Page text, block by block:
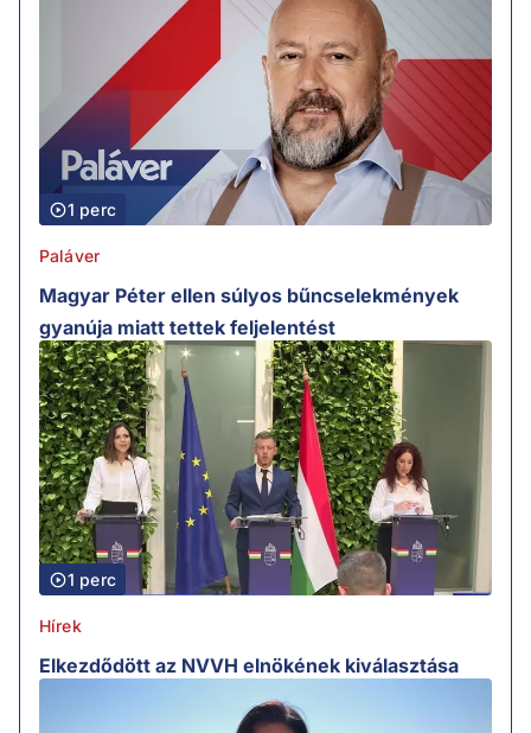
1 perc
Paláver
Magyar Péter ellen súlyos bűncselekmények
gyanúja miatt tettek feljelentést
1 perc
Hírek
Elkezdődött az NVVH elnökének kiválasztása